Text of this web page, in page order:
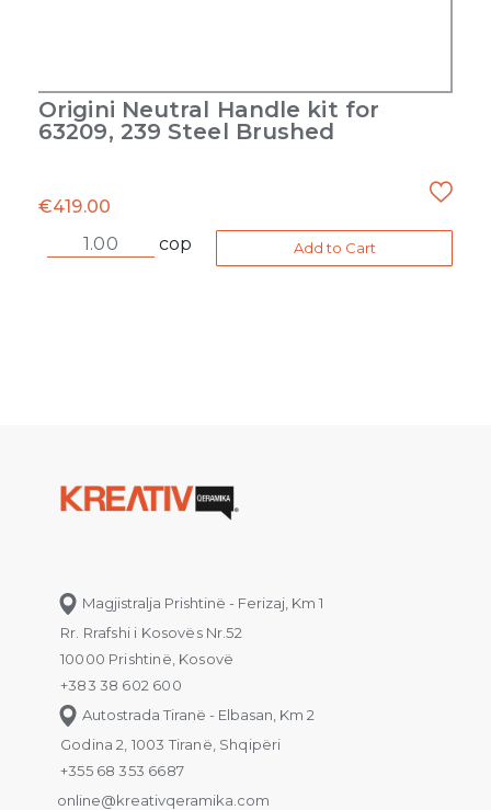
Origini Neutral Handle kit for
63209, 239 Steel Brushed
€419.00
cop
Add to Cart
Magjistralja Prishtinë - Ferizaj, Km 1
Rr. Rrafshi i Kosovës Nr.52
10000 Prishtinë, Kosovë
+383 38 602 600
Autostrada Tiranë - Elbasan, Km 2
Godina 2, 1003 Tiranë, Shqipëri
+355 68 353 6687
online@kreativqeramika.com